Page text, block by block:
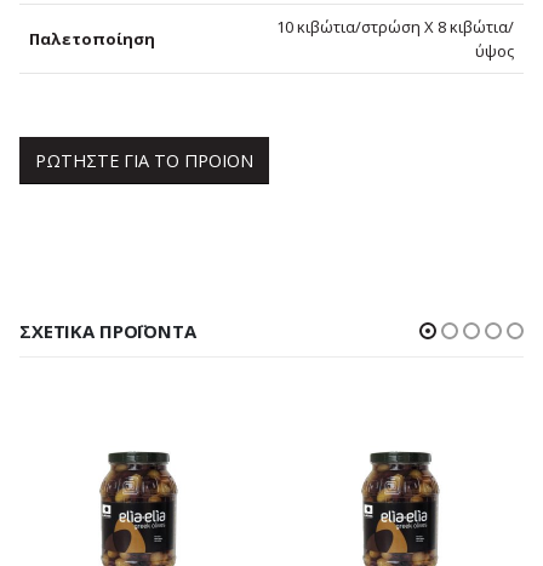
Παλετοποίηση
10 κιβώτια/στρώση Χ 8 κιβώτια/
ύψος
ΡΩΤΗΣΤΕ ΓΙΑ ΤΟ ΠΡΟΙΟΝ
ΣΧΕΤΙΚΆ ΠΡΟΪΌΝΤΑ